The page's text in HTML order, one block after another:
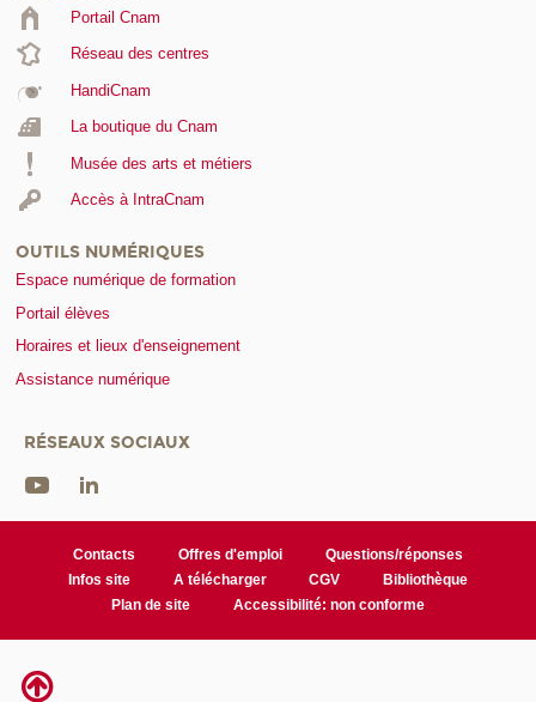
Portail Cnam
Réseau des centres
HandiCnam
La boutique du Cnam
Musée des arts et métiers
Accès à IntraCnam
OUTILS NUMÉRIQUES
Espace numérique de formation
Portail élèves
Horaires et lieux d'enseignement
Assistance numérique
RÉSEAUX SOCIAUX
Contacts Offres d'emploi
Questions/réponses
Infos site
A télécharger CGV
Bibliothèque
Plan de site
Accessibilité: non conforme